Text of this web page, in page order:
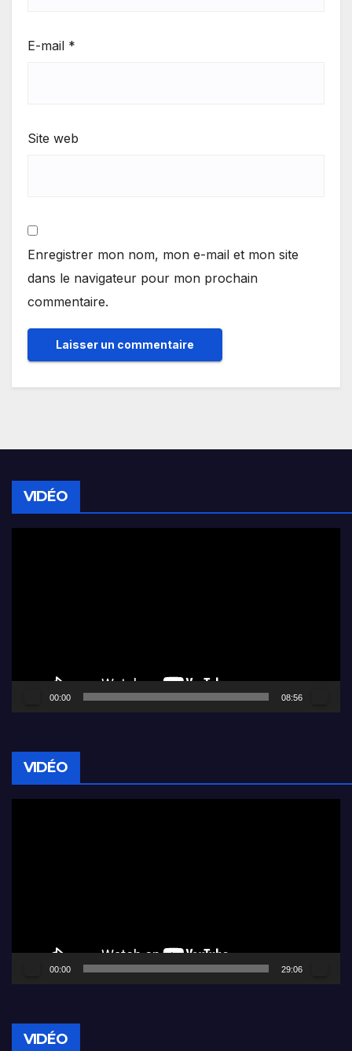
E-mail *
Site web
Enregistrer mon nom, mon e-mail et mon site
dans le navigateur pour mon prochain
commentaire.
VIDÉO
00:00 08:56
VIDÉO
00:00 29:06
VIDÉO